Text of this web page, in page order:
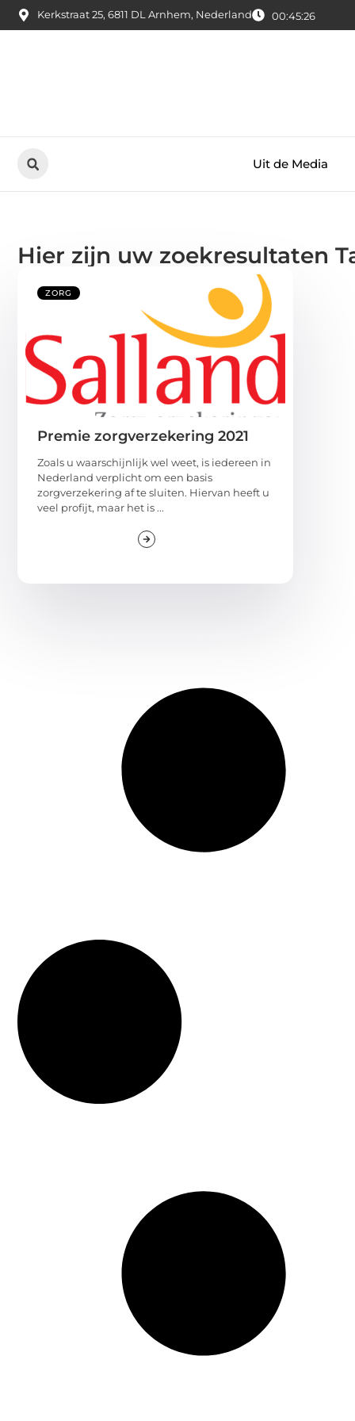
Kerkstraat 25, 6811 DL Arnhem, Nederland 00:45:26
Uit de Media
Hier zijn uw zoekresultaten
ZORG
Premie zorgverzekering 2021
Zoals u waarschijnlijk wel weet, is iedereen in
Nederland verplicht om een basis
zorgverzekering af te sluiten. Hiervan heeft u
veel profijt, maar het is ...